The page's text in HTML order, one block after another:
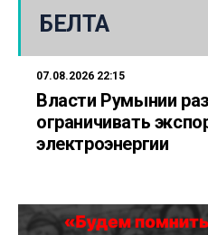
БЕЛТА
07.08.2026 22:15
Власти Румынии
ограничивать
электроэнергии